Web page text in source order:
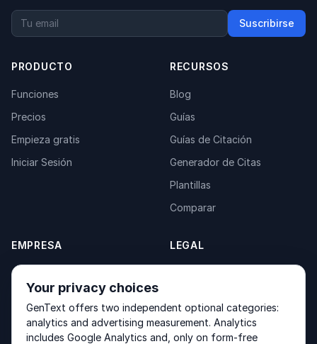
Suscribirse
PRODUCTO
Funciones
Precios
Empieza gratis
Iniciar Sesión
RECURSOS
Blog
Guías
Guías de Citación
Generador de Citas
Plantillas
Comparar
EMPRESA
Acerca de
Contacto
Productos
LEGAL
Terms of Service
Your privacy choices
GenText offers two independent optional categories:
analytics and advertising measurement. Analytics
includes Google Analytics and, only on form-free